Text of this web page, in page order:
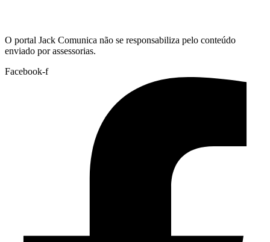
O portal Jack Comunica não se responsabiliza pelo conteúdo
enviado por assessorias.
Facebook-f